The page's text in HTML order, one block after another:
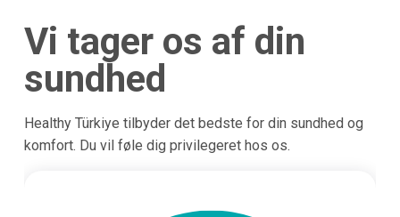
Vi tager os af din
sundhed
Healthy Türkiye tilbyder det bedste for din sundhed og
komfort. Du vil føle dig privilegeret hos os.